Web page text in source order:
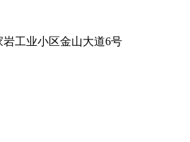
工业小区金山大道6号